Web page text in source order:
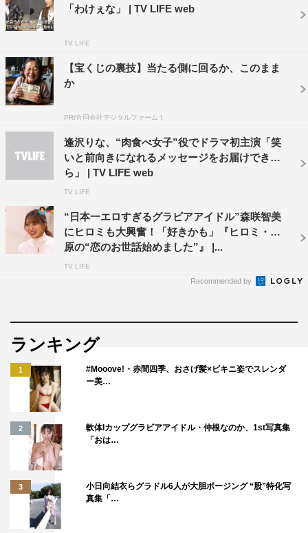
©AbemaTV,Inc.
番組の後半では、休日課長の提案で天ぷら店に移動。する
「めっちゃセンス良い！ 絶対うれしい！ 秋元さんのご
飯会でしか行ったことない（笑）」、ヒロミも「このあた
りで天ぷらを選ぶところがめっちゃセンス良い！」とべた
手慣れた様子の休日課長のリードで、おまかせメニューを
オーダー。指原は「（天ぷら店の）カウンターなんて自分
じゃまず行かない。ずっとめっちゃセンス良い！」と称賛
サプライズでプレゼント。驚きながらもうれしそうに「使
ったら写真送ります」と告げた逢沢に対し、指原は「え
～！ こんなの次のきっかけになっちゃうよ！」とまたも
大興奮。
「わけぇな」 | TV LIFE web
TV LIFE
【宝くじの裏技】当たる側に回るか、このまま
か
PR(合同会社デジタルファーム )
逢沢りな、“肉食べ女子”役でドラマ初主演「笑
いと前向きになれるメッセージをお届けできた
ら」 | TV LIFE web
TV LIFE
“日本一エロすぎるグラビアアイドル”森咲智美
にヒロミも大興奮！「好きかも」『ヒロミ・指
原の“恋のお世話始めました”』 |...
TV LIFE
Recommended by
ランキング
1
#Mooove!・赤間四季、おさげ髪×ビキニ姿でスレンダ
ー美…
2
軟体Iカップグラビアアイドル・仲根なのか、1st写真集
「おは…
3
小日向結衣らグラドル6人が大胆ポージング “股”特化写
真集「…